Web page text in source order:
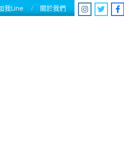
我Line 關於我們